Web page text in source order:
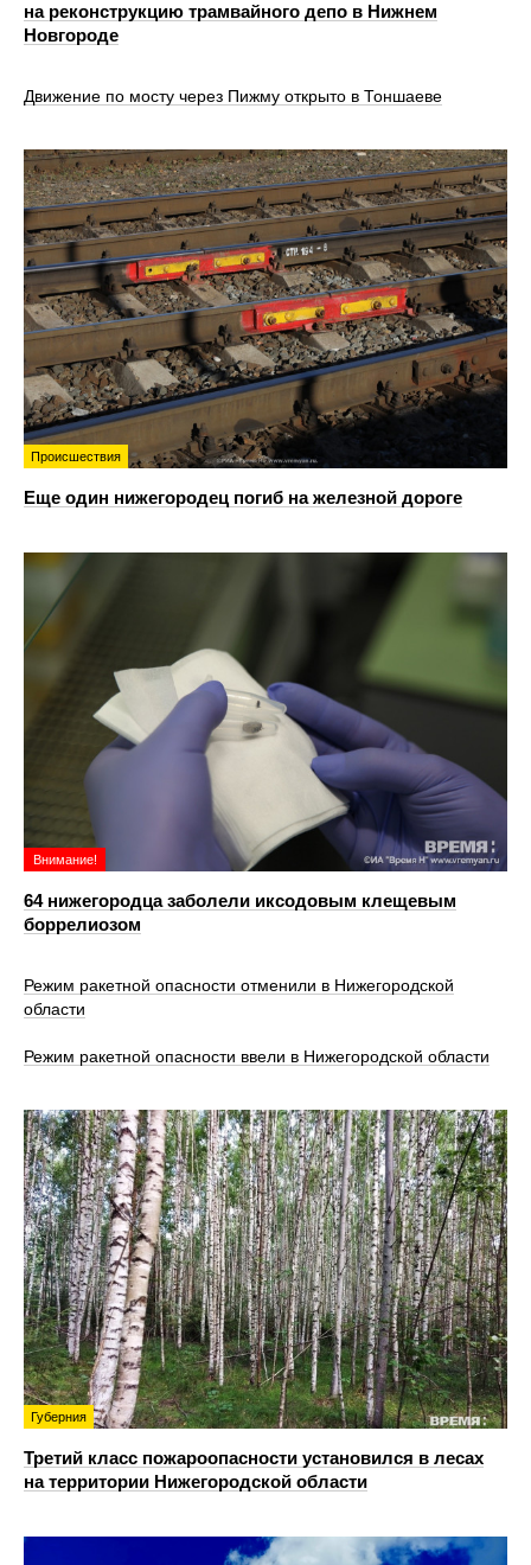
на реконструкцию трамвайного депо в Нижнем
Новгороде
Движение по мосту через Пижму открыто в Тоншаеве
Происшествия
Еще один нижегородец погиб на железной дороге
Внимание!
64 нижегородца заболели иксодовым клещевым
боррелиозом
Режим ракетной опасности отменили в Нижегородской
области
Режим ракетной опасности ввели в Нижегородской области
Губерния
Третий класс пожароопасности установился в лесах
на территории Нижегородской области